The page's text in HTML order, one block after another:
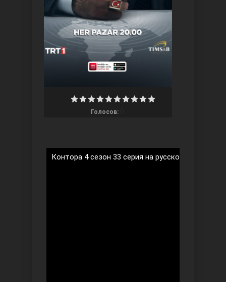
Воскресший Эртугрул
Три сестры
Голосов:
Контора 4 сезон 33 серия на русском языке